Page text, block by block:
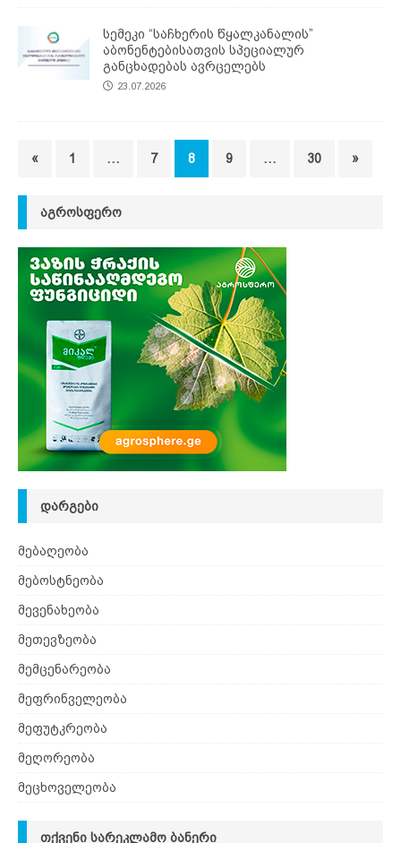
სემეკი “საჩხერის წყალკანალის”
აბონენტებისათვის სპეციალურ
განცხადებას ავრცელებს
23.07.2026
« 1 … 7 8 9 … 30 »
ᲐᲒᲠᲝᲡᲤᲔᲠᲝ
ᲓᲐᲠᲒᲔᲑᲘ
მებაღეობა
მებოსტნეობა
მევენახეობა
მეთევზეობა
მემცენარეობა
მეფრინველეობა
მეფუტკრეობა
მეღორეობა
მეცხოველეობა
ᲗᲥᲕᲔᲜᲘ ᲡᲐᲠᲔᲙᲚᲐᲛᲝ ᲑᲐᲜᲔᲠᲘ